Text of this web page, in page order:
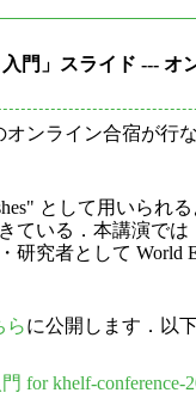
入門」スライド ---
ンライン合宿が行
として用いられ
ている．本講演で
研究者として World
らに公開します．以
for khelf-conference-